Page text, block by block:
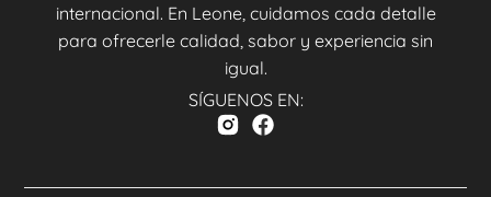
internacional. En Leone, cuidamos cada detalle
para ofrecerle calidad, sabor y experiencia sin
igual.
SÍGUENOS EN: